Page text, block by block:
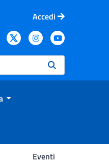
Accedi
Eventi